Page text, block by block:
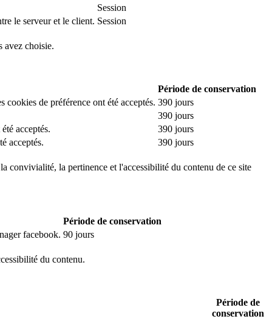
Session
le serveur et le client. Session
avez choisie.
Période de conservation
de préférence ont été acceptés. 390 jours
390 jours
acceptés.
390 jours
acceptés.
390 jours
convivialité, la pertinence et l'accessibilité du contenu de ce site
Période de conservation
facebook. 90 jours
du contenu.
Période de
conservation